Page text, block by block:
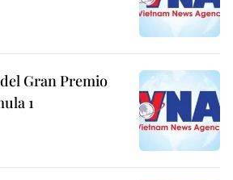
Gran Premio
1